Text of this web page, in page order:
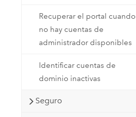
Recuperar el portal cuando
no hay cuentas de
administrador disponibles
Identificar cuentas de
dominio inactivas
Seguro